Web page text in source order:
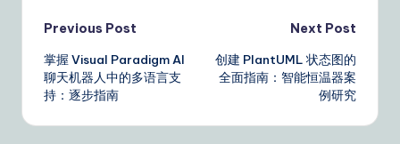
Post
navigation
Previous Post
掌握 Visual Paradigm AI
聊天机器人中的多语言支
持：逐步指南
Next Post
创建 PlantUML 状态图的
全面指南：智能恒温器案
例研究